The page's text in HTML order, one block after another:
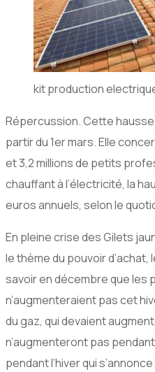
kit production
Répercussion.Cette
partir du 1er mars. Elle
et 3,2 millions de petits
chauffant à l’électricité, la
euros annuels, selon le
En pleine crise des Gilets
le thème du pouvoir
savoir en décembre que les
n’augmenteraient pas cet
du gaz, qui devaient
n’augmenteront pas
pendant l’hiver qui